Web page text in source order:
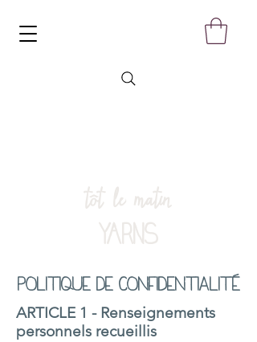
tôt le matin
YARNS
Politique de confidentialité
ARTICLE 1 - Renseignements
personnels recueillis